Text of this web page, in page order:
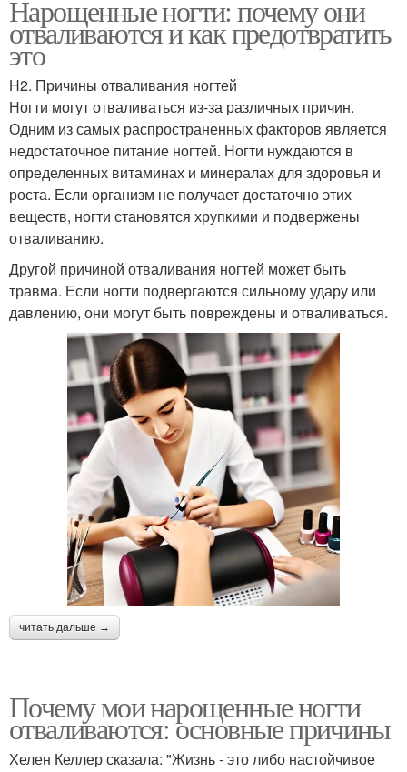
Нарощенные ногти: почему они
отваливаются и как предотвратить
это
H2. Причины отваливания ногтей
Ногти могут отваливаться из-за различных причин.
Одним из самых распространенных факторов является
недостаточное питание ногтей. Ногти нуждаются в
определенных витаминах и минералах для здоровья и
роста. Если организм не получает достаточно этих
веществ, ногти становятся хрупкими и подвержены
отваливанию.
Другой причиной отваливания ногтей может быть
травма. Если ногти подвергаются сильному удару или
давлению, они могут быть повреждены и отваливаться.
читать дальше →
Почему мои нарощенные ногти
отваливаются: основные причины
Хелен Келлер сказала: "Жизнь - это либо настойчивое